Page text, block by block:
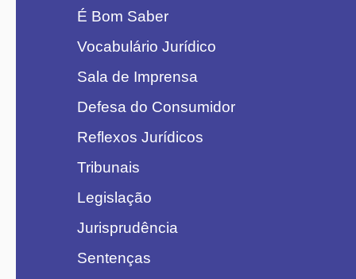
É Bom Saber
Vocabulário Jurídico
Sala de Imprensa
Defesa do Consumidor
Reflexos Jurídicos
Tribunais
Legislação
Jurisprudência
Sentenças